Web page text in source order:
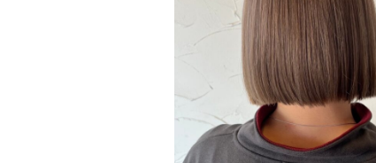
Salon 上津店